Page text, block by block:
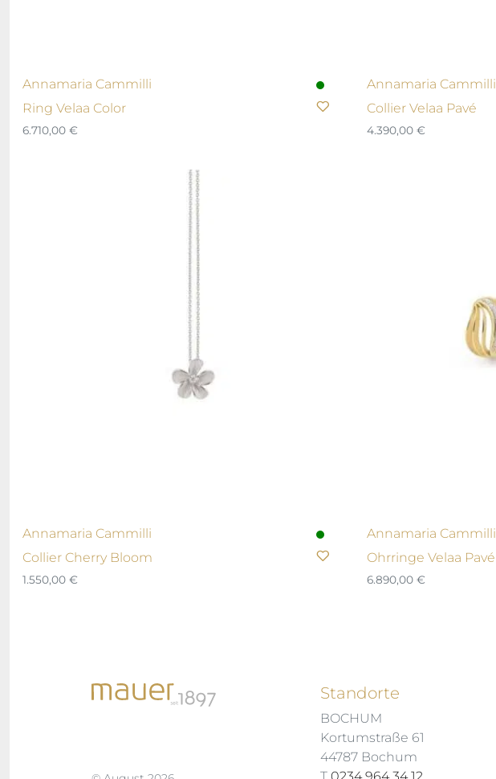
Annamaria Cammilli
Ring Velaa Color
6.710,00 €
Annamaria Cammilli
Collier Velaa Pavé
4.390,00€
Annamaria Cammilli
Collier Cherry Bloom
1.550,00 €
Annamaria Cammilli
Ohrringe Velaa Pavé
6.890,00€
Standorte
BOCHUM
Kortumstraße 61
44787 Bochum
T 0234 964 34 12